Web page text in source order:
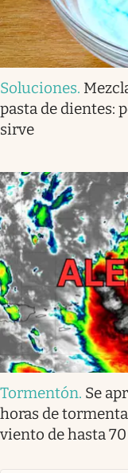
Soluciones.
pasta de dientes:
sirve
Tormentón. Se
horas de
viento de hasta